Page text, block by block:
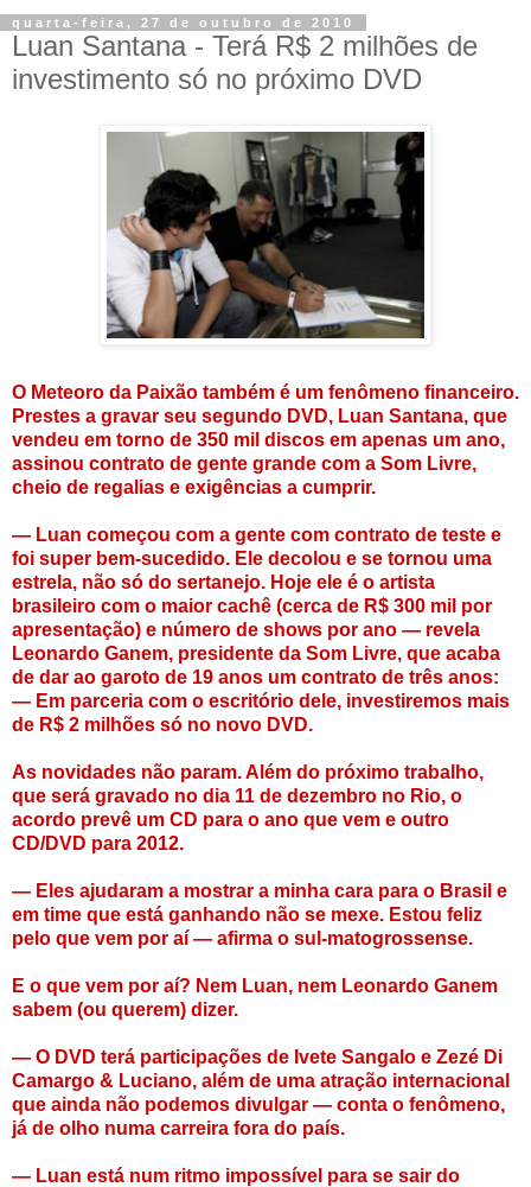
quarta-feira, 27 de outubro de 2010
Luan Santana - Terá R$ 2 milhões de
investimento só no próximo DVD
O Meteoro da Paixão também é um fenômeno financeiro.
Prestes a gravar seu segundo DVD, Luan Santana, que
vendeu em torno de 350 mil discos em apenas um ano,
assinou contrato de gente grande com a Som Livre,
cheio de regalias e exigências a cumprir.
— Luan começou com a gente com contrato de teste e
foi super bem-sucedido. Ele decolou e se tornou uma
estrela, não só do sertanejo. Hoje ele é o artista
brasileiro com o maior cachê (cerca de R$ 300 mil por
apresentação) e número de shows por ano — revela
Leonardo Ganem, presidente da Som Livre, que acaba
de dar ao garoto de 19 anos um contrato de três anos:
— Em parceria com o escritório dele, investiremos mais
de R$ 2 milhões só no novo DVD.
As novidades não param. Além do próximo trabalho,
que será gravado no dia 11 de dezembro no Rio, o
acordo prevê um CD para o ano que vem e outro
CD/DVD para 2012.
— Eles ajudaram a mostrar a minha cara para o Brasil e
em time que está ganhando não se mexe. Estou feliz
pelo que vem por aí — afirma o sul-matogrossense.
E o que vem por aí? Nem Luan, nem Leonardo Ganem
sabem (ou querem) dizer.
— O DVD terá participações de Ivete Sangalo e Zezé Di
Camargo & Luciano, além de uma atração internacional
que ainda não podemos divulgar — conta o fenômeno,
já de olho numa carreira fora do país.
— Luan está num ritmo impossível para se sair do